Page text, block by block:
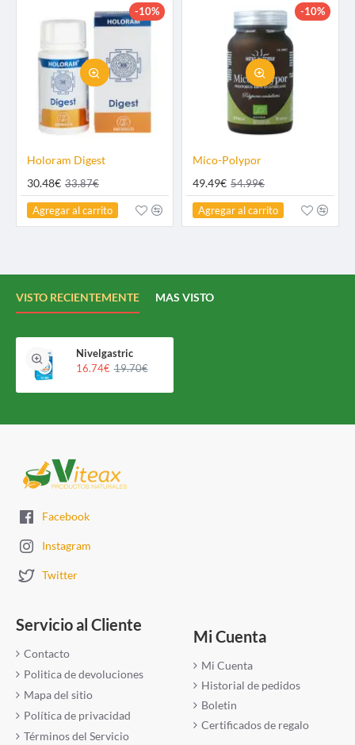
-10%
Holoram Digest
30.48€ 33.87€
Agregar al carrito
-10%
Mico-Polypor
49.49€ 54.99€
Agregar al carrito
VISTO RECIENTEMENTE MAS VISTO
Nivelgastric
16.74€ 19.70€
Facebook
Instagram
Twitter
Servicio al Cliente
Contacto
Politica de devoluciones
Mapa del sitio
Política de privacidad
Términos del Servicio
Mi Cuenta
Mi Cuenta
Historial de pedidos
Boletin
Certificados de regalo